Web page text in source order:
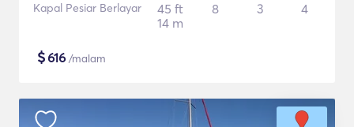
Kapal Pesiar Berlayar
45 ft
14 m
8 3 4
$616 /malam